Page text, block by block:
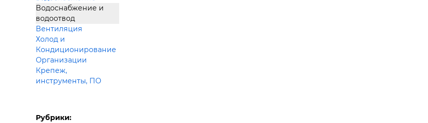
Водоснабжение и
водоотвод
Вентиляция
Холод и
Кондиционирование
Организации
Крепеж,
инструменты, ПО
Рубрики: